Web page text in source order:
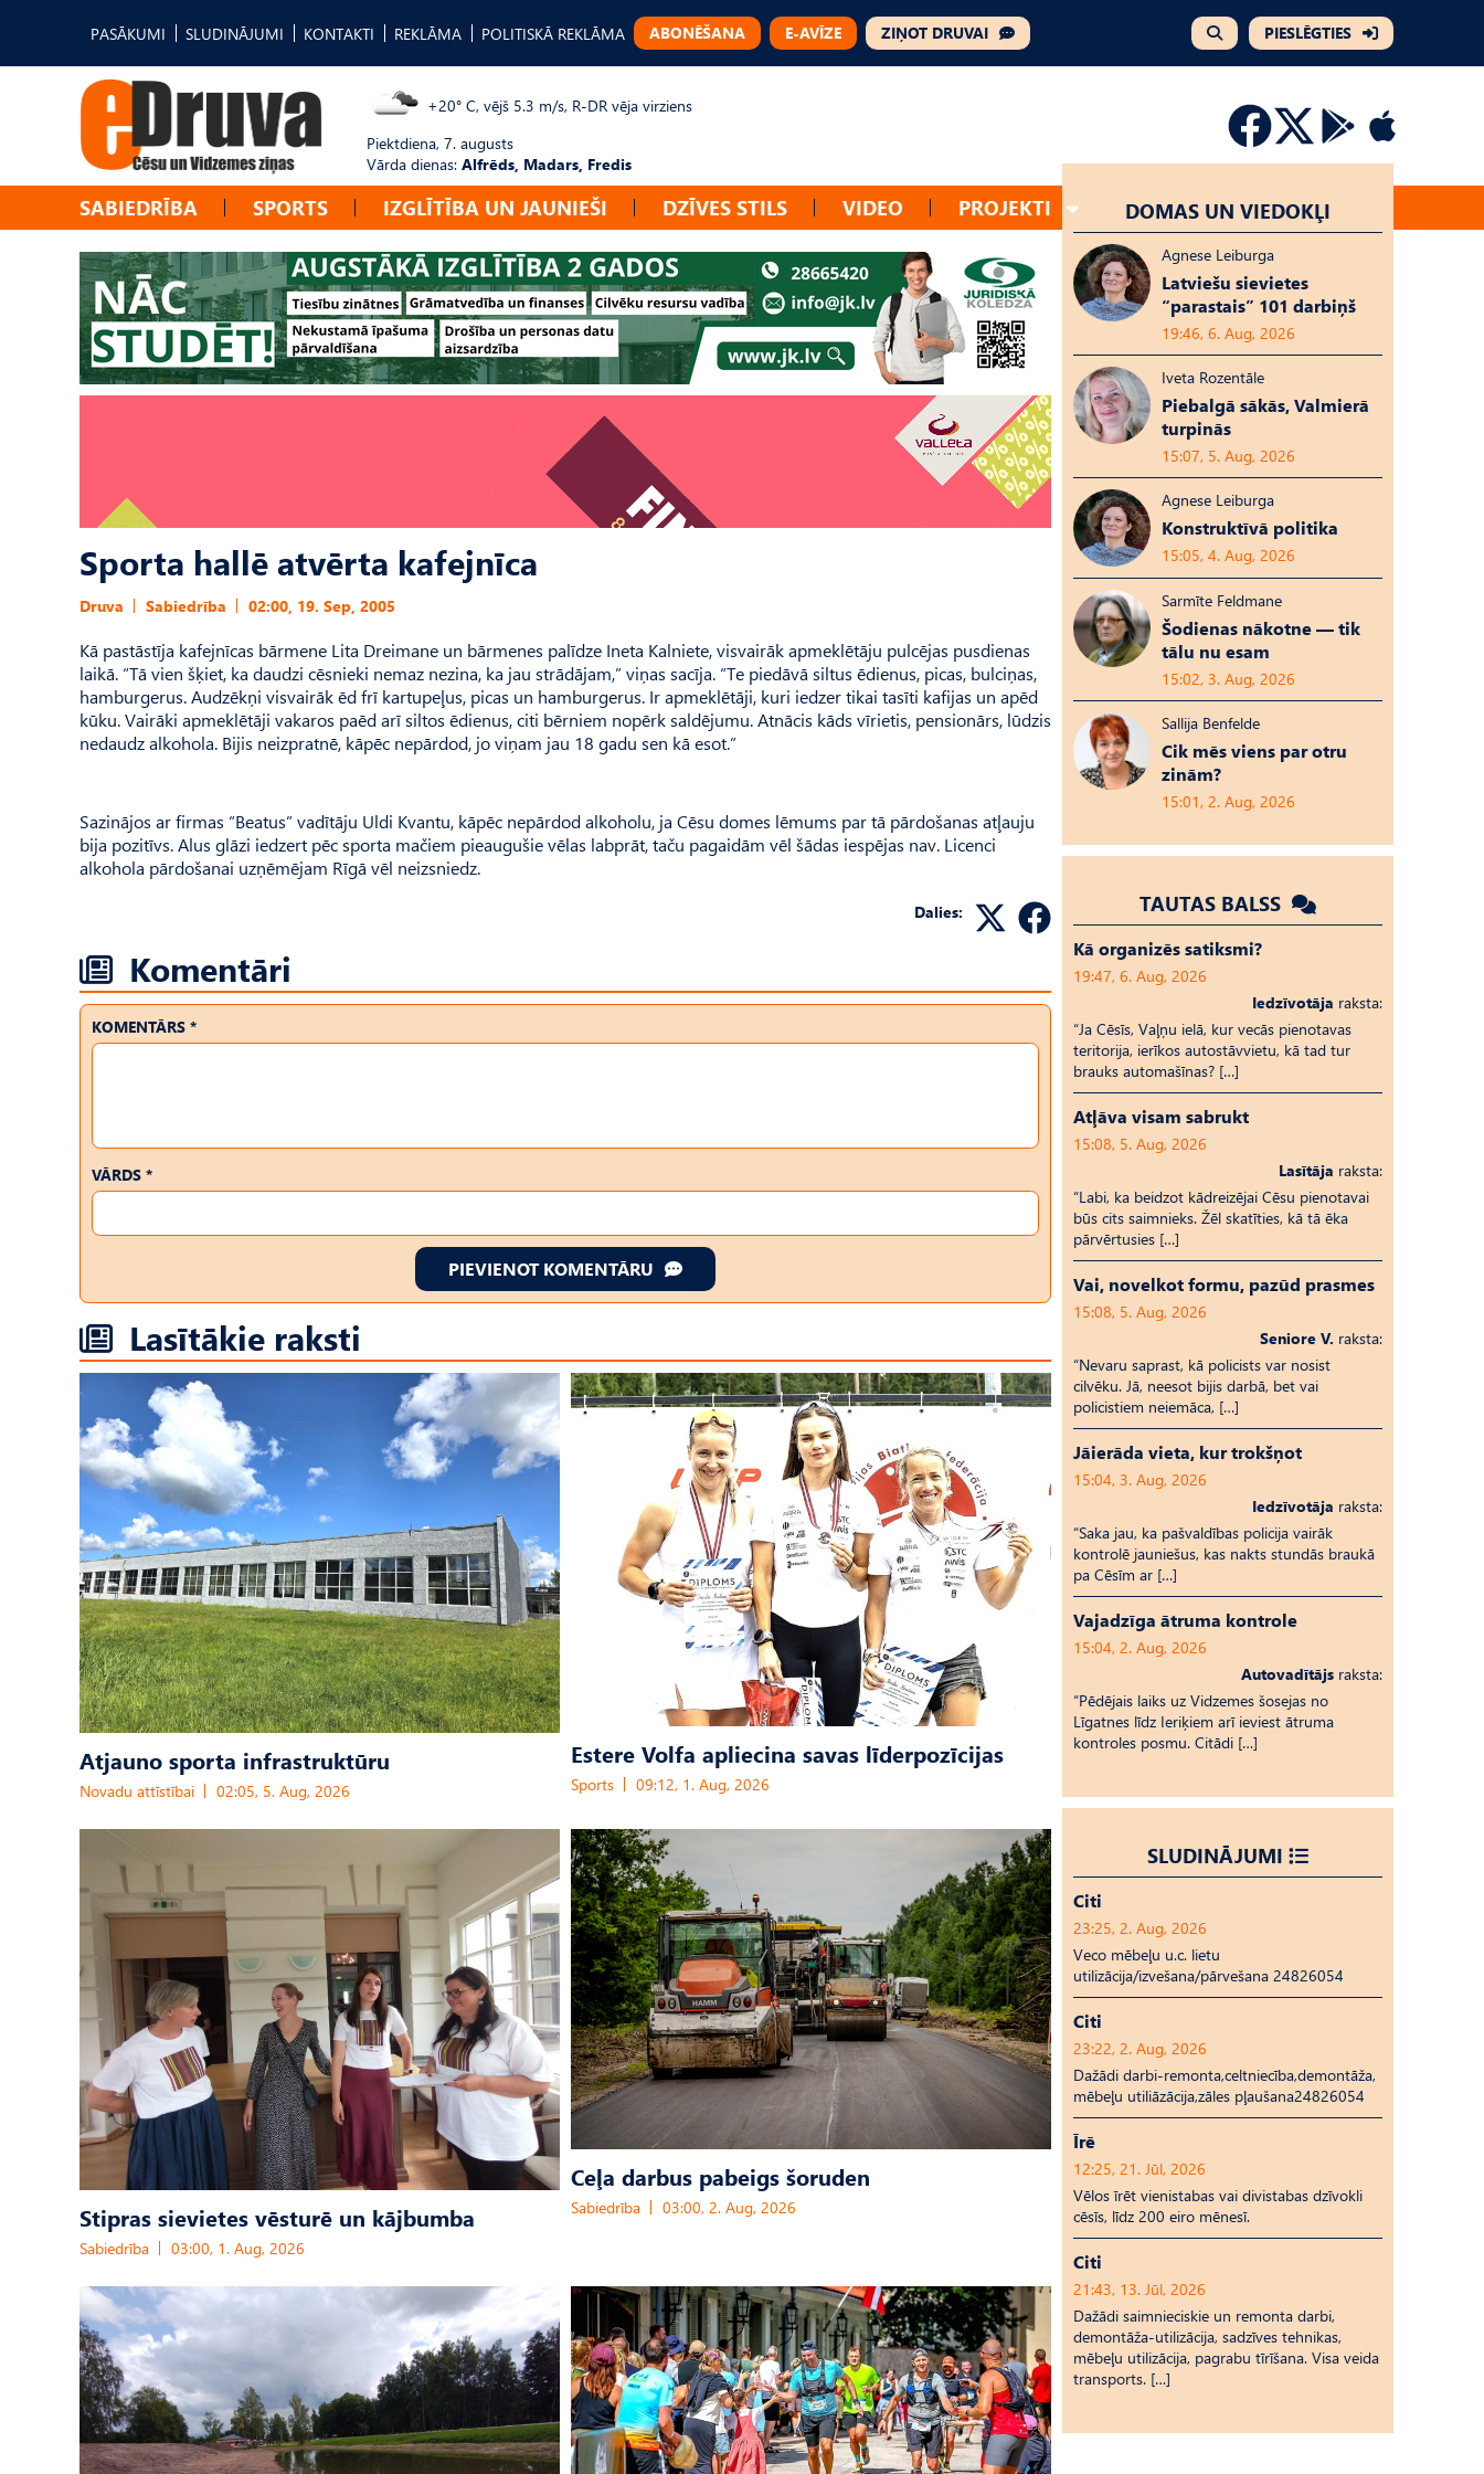
PASĀKUMI SLUDINĀJUMI KONTAKTI REKLĀMA POLITISKĀ REKLĀMA ABONĒŠANA E-AVĪZE ZIŅOT DRUVAI PIESLĒGTIES
+20° C, vējš 5.3 m/s, R-DR vēja virziens
Piektdiena, 7. augusts
Vārda dienas: Alfrēds, Madars, Fredis
SABIEDRĪBA SPORTS IZGLĪTĪBA UN JAUNIEŠI DZĪVES STILS VIDEO PROJEKTI
Sporta hallē atvērta kafejnīca
Druva Sabiedrība 02:00, 19. Sep, 2005
Kā pastāstīja kafejnīcas bārmene Lita Dreimane un bārmenes palīdze Ineta Kalniete, visvairāk apmeklētāju pulcējas pusdienas
laikā. “Tā vien šķiet, ka daudzi cēsnieki nemaz nezina, ka jau strādājam,” viņas sacīja. “Te piedāvā siltus ēdienus, picas, bulciņas,
hamburgerus. Audzēkņi visvairāk ēd frī kartupeļus, picas un hamburgerus. Ir apmeklētāji, kuri iedzer tikai tasīti kafijas un apēd
kūku. Vairāki apmeklētāji vakaros paēd arī siltos ēdienus, citi bērniem nopērk saldējumu. Atnācis kāds vīrietis, pensionārs, lūdzis
nedaudz alkohola. Bijis neizpratnē, kāpēc nepārdod, jo viņam jau 18 gadu sen kā esot.”
Sazinājos ar firmas “Beatus” vadītāju Uldi Kvantu, kāpēc nepārdod alkoholu, ja Cēsu domes lēmums par tā pārdošanas atļauju
bija pozitīvs. Alus glāzi iedzert pēc sporta mačiem pieaugušie vēlas labprāt, taču pagaidām vēl šādas iespējas nav. Licenci
alkohola pārdošanai uzņēmējam Rīgā vēl neizsniedz.
Dalies:
Komentāri
KOMENTĀRS *
VĀRDS *
PIEVIENOT KOMENTĀRU
Lasītākie raksti
Atjauno sporta infrastruktūru
Novadu attīstībai 02:05, 5. Aug, 2026
Estere Volfa apliecina savas līderpozīcijas
Sports 09:12, 1. Aug, 2026
Stipras sievietes vēsturē un kājbumba
Sabiedrība 03:00, 1. Aug, 2026
Ceļa darbus pabeigs šoruden
Sabiedrība 03:00, 2. Aug, 2026
DOMAS UN VIEDOKĻI
Agnese Leiburga
Latviešu sievietes
“parastais” 101 darbiņš
19:46, 6. Aug, 2026
Iveta Rozentāle
Piebalgā sākās, Valmierā
turpinās
15:07, 5. Aug, 2026
Agnese Leiburga
Konstruktīvā politika
15:05, 4. Aug, 2026
Sarmīte Feldmane
Šodienas nākotne — tik
tālu nu esam
15:02, 3. Aug, 2026
Sallija Benfelde
Cik mēs viens par otru
zinām?
15:01, 2. Aug, 2026
TAUTAS BALSS
Kā organizēs satiksmi?
19:47, 6. Aug, 2026
Iedzīvotāja raksta:
“Ja Cēsīs, Vaļņu ielā, kur vecās pienotavas
teritorija, ierīkos autostāvvietu, kā tad tur
brauks automašīnas? […]
Atļāva visam sabrukt
15:08, 5. Aug, 2026
Lasītāja raksta:
“Labi, ka beidzot kādreizējai Cēsu pienotavai
būs cits saimnieks. Žēl skatīties, kā tā ēka
pārvērtusies […]
Vai, novelkot formu, pazūd prasmes
15:08, 5. Aug, 2026
Seniore V. raksta:
“Nevaru saprast, kā policists var nosist
cilvēku. Jā, neesot bijis darbā, bet vai
policistiem neiemāca, […]
Jāierāda vieta, kur trokšņot
15:04, 3. Aug, 2026
Iedzīvotāja raksta:
“Saka jau, ka pašvaldības policija vairāk
kontrolē jauniešus, kas nakts stundās braukā
pa Cēsīm ar […]
Vajadzīga ātruma kontrole
15:04, 2. Aug, 2026
Autovadītājs raksta:
“Pēdējais laiks uz Vid­ze­mes šosejas no
Līgatnes līdz Ieriķiem arī ieviest ātruma
kontroles posmu. Citādi […]
SLUDINĀJUMI
Citi
23:25, 2. Aug, 2026
Veco mēbeļu u.c. lietu
utilizācija/izvešana/pārvešana 24826054
Citi
23:22, 2. Aug, 2026
Dažādi darbi-remonta,celtniecība,demontāža,
mēbeļu utiliāzācija,zāles pļaušana24826054
Īrē
12:25, 21. Jūl, 2026
Vēlos īrēt vienistabas vai divistabas dzīvokli
cēsīs, līdz 200 eiro mēnesī.
Citi
21:43, 13. Jūl, 2026
Dažādi saimnieciskie un remonta darbi,
demontāža-utilizācija, sadzīves tehnikas,
mēbeļu utilizācija, pagrabu tīrīšana. Visa veida
transports. […]